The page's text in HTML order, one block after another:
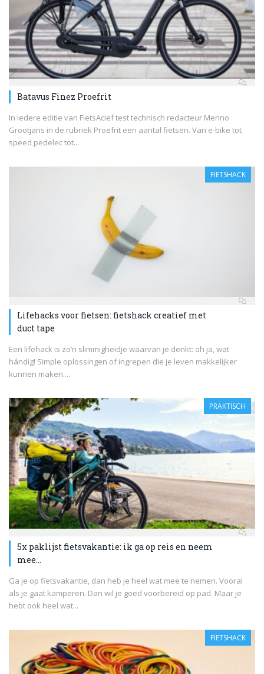
Batavus Finez Proefrit
In iedere editie van FietsAcief test technisch redacteur Menno
Grootjans in de rubriek Proefrit een aantal fietsen. Van e-bike tot
speed pedelec tot...
FIETSHACK
Lifehacks voor fietsen: fietshack creatief met
duct tape
Een lifehack is zo’n slimmigheidje waarvan je denkt: oh ja, wat
hándig! Simple oplossingen of ingrepen die je leven makkelijker
kunnen maken....
PRAKTISCH
5x paklijst fietsvakantie: ik ga op reis en neem
mee…
Ga je op fietsvakantie, dan heb je heel wat mee te nemen. Vooral
als je gaat kamperen. Dan wil je goed voorbereid op pad. Maar je
hebt ook heel wat...
FIETSHACK